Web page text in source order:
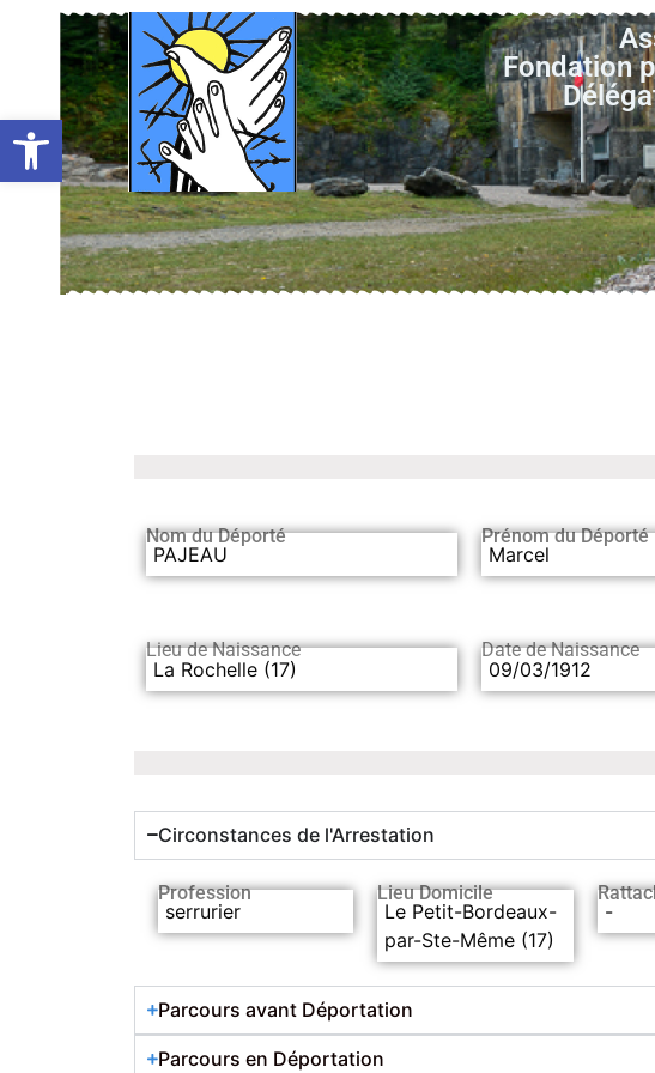
Ouvrir la barre d’outils
Fondation
Nom du Déporté
PAJEAU
Prénom du Déporté
Marcel
Lieu de Naissance
La Rochelle (17)
Date de Naissance
09/03/1912
Circonstances de l'Arrestation
Profession
serrurier
Lieu Domicile
Le Petit-Bordeaux-
par-Ste-Même (17)
-
Parcours avant Déportation
Parcours en Déportation